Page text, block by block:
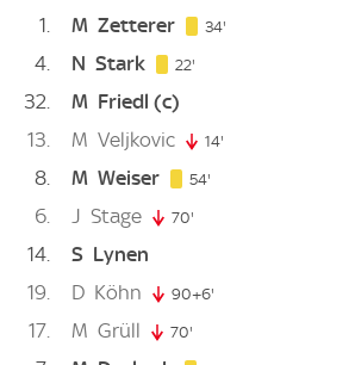
1 M Zetterer 34'
4 N Stark 22'
32 M Friedl (c)
13
M Veljkovic 14'
8 M Weiser 54'
6 J Stage 70'
14 S Lynen
19
D Köhn 90+6'
17 M Grüll 70'